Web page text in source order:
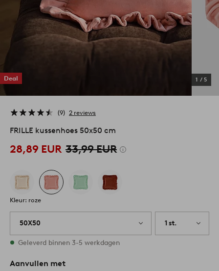
Deal 1 / 5
9 2 reviews
FRILLE kussenhoes 50x50 cm
28,89 EUR 33,99 EUR
Kleur: roze
50X50 1 st.
Op voorraad
Geleverd binnen 3-5 werkdagen
Aanvullen met